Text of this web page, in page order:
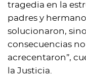
tragedia en la
padres y
solucionaron,
consecuencias
acrecentaron”,
la Justicia.